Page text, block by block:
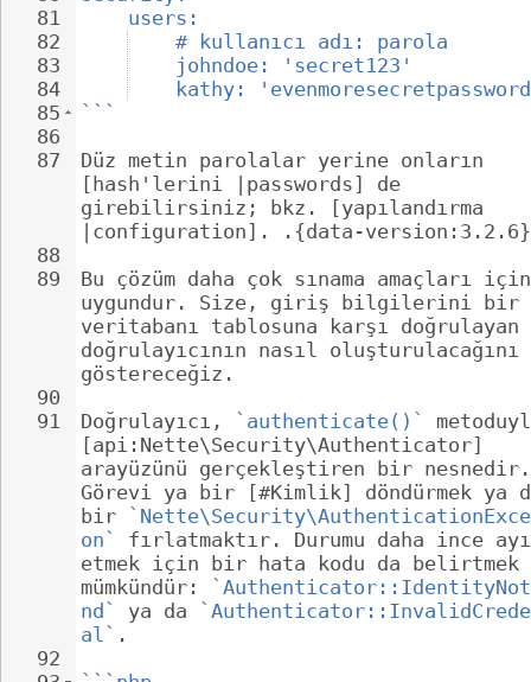
81
82
83
84
85
86
87
88
89
90
91
92
users:
# kullanıcı adı: parola
johndoe: 'secret123'
kathy:
```
Düz metin parolalar yerine onların
[hash'lerini |passwords] de
girebilirsiniz; bkz. [yapılandırma
|configuration]. .{data-version:3.2.6}
Bu çözüm daha çok sınama amaçları
uygundur. Size, giriş bilgilerini bir
veritabanı tablosuna karşı
doğrulayıcının nasıl oluşturulacağını
göstereceğiz.
Doğrulayıcı,
`authenticate()`
[api:Nette\Security\Authenticator]
arayüzünü gerçekleştiren bir
Görevi ya bir [#Kimlik] döndürmek ya
bir
on`
fırlatmaktır. Durumu daha ince
etmek için bir hata kodu da belirtmek
mümkündür:
nd`
ya da
al` .